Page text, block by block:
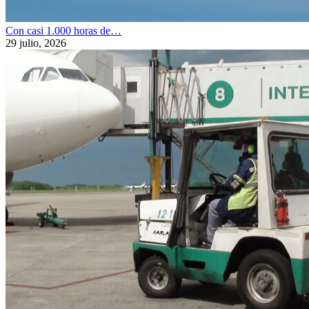
Con casi 1.000 horas de…
29 julio, 2026